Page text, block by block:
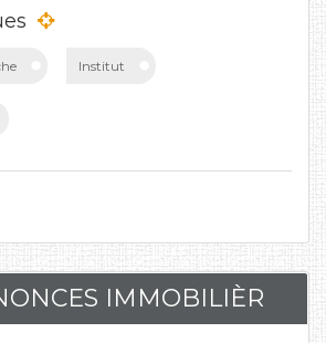
Institut
IMMOBILIÈR